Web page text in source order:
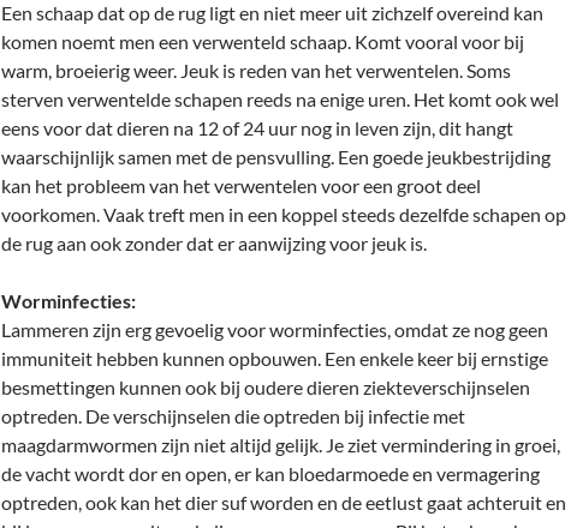
Een schaap dat op de rug ligt en niet meer uit zichzelf overeind kan
komen noemt men een verwenteld schaap. Komt vooral voor bij
warm, broeierig weer. Jeuk is reden van het verwentelen. Soms
sterven verwentelde schapen reeds na enige uren. Het komt ook wel
eens voor dat dieren na 12 of 24 uur nog in leven zijn, dit hangt
waarschijnlijk samen met de pensvulling. Een goede jeukbestrijding
kan het probleem van het verwentelen voor een groot deel
voorkomen. Vaak treft men in een koppel steeds dezelfde schapen op
de rug aan ook zonder dat er aanwijzing voor jeuk is.
Worminfecties:
Lammeren zijn erg gevoelig voor worminfecties, omdat ze nog geen
immuniteit hebben kunnen opbouwen. Een enkele keer bij ernstige
besmettingen kunnen ook bij oudere dieren ziekteverschijnselen
optreden. De verschijnselen die optreden bij infectie met
maagdarmwormen zijn niet altijd gelijk. Je ziet vermindering in groei,
de vacht wordt dor en open, er kan bloedarmoede en vermagering
optreden, ook kan het dier suf worden en de eetlust gaat achteruit en